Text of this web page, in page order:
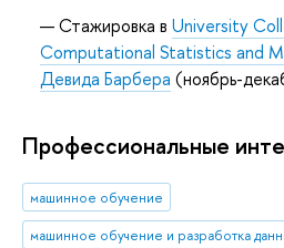
Стажировка в University
Computational Statistics and
Девида Барбера (ноябрь-
Профессиональные
машинное обучение
машинное обучение и разработка